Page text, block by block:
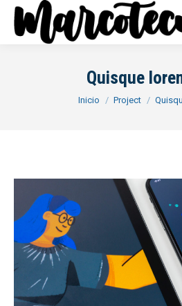
Quisque
Estás aquí:
Inicio Project